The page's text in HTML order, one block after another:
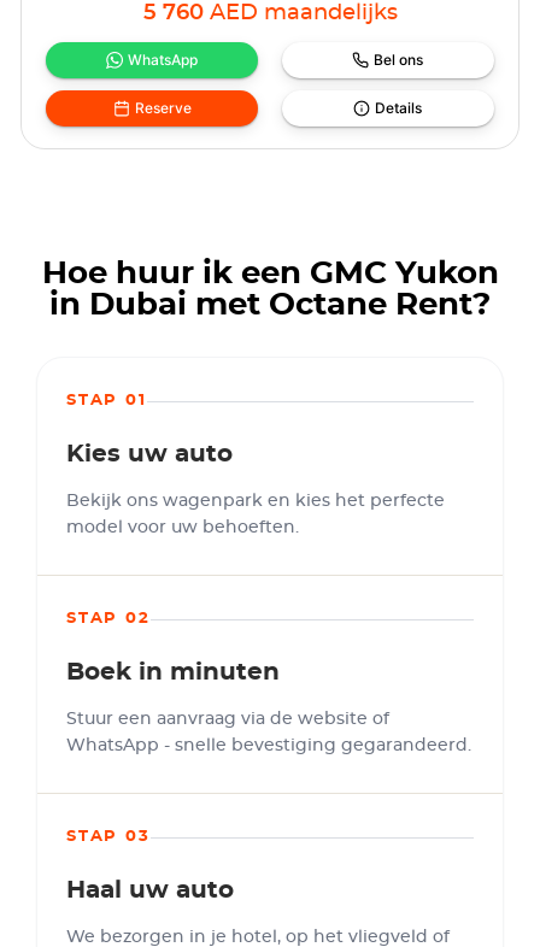
5 760 AED maandelijks
WhatsApp Bel ons
Reserve Details
Hoe huur ik een GMC Yukon
in Dubai met Octane Rent?
STAP 01
Kies uw auto
Bekijk ons wagenpark en kies het perfecte
model voor uw behoeften.
STAP 02
Boek in minuten
Stuur een aanvraag via de website of
WhatsApp - snelle bevestiging gegarandeerd.
STAP 03
Haal uw auto
We bezorgen in je hotel, op het vliegveld of